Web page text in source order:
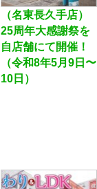
（名東長久手店）
25周年大感謝祭を
自店舗にて開催！
（令和8年5月9日〜
10日）